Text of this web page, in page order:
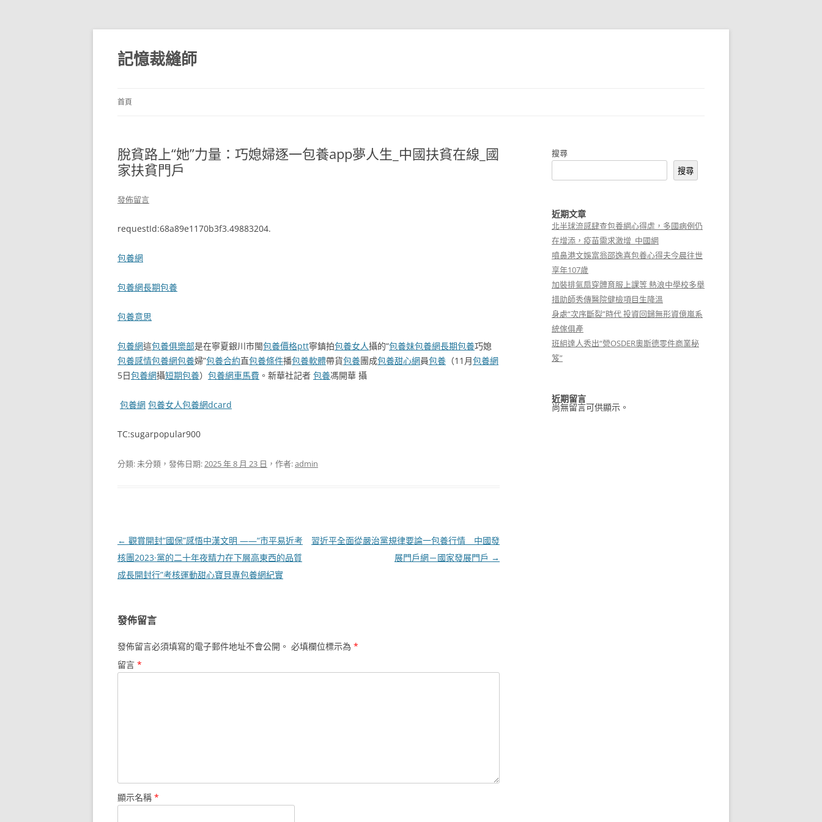
跳
主
要
內
記憶裁縫師
首頁
脫貧路上“她”力量：巧媳婦逐一包養app夢人生_中國扶貧在線_國
家扶貧門戶
發佈留言
requestId:68a89e1170b3f3.49883204.
包養網
包養網長期包養
包養意思
包養網這包養俱樂部是在寧夏銀川市閩包養價格ptt寧鎮拍包養女人攝的“包養妹包養網長期包養巧媳
包養感情包養網包養婦”包養合約直包養條件播包養軟體帶貨包養團成包養甜心網員包養 （11月包養網
5日包養網攝短期包養） 包養網車馬費 。新華社記者 包養馮開華 攝
包養網 包養女人包養網dcard
TC:sugarpopular900
分類: 未分類，發佈日期:2025 年 8 月 23 日 ，作者:admin
文
章
導
← 觀賞開封“國保”感悟中漢文明 ——“市平易近考
核團2023·黨的二十年夜精力在下層高東西的品質
成長開封行”考核運動甜心寶貝專包養網紀實
習近平全面從嚴治黨規律要論一包養行情 _ 中國發
展門戶網－國家發展門戶 →
發佈留言
發佈留言必須填寫的電子郵件地址不會公開。 必填欄位標示為 *
留言 *
顯示名稱 *
搜尋
搜尋
近期文章
北半球流感肆查包養網心得虐，多國病例仍
在增添，疫苗需求激增_中國網
噴鼻港文娛富翁邵逸喜包養心得夫今晨往世
享年107歲
加裝排氣扇穿體育服上課等 熱浪中學校多舉
措助師秀傳醫院健檢項目生降溫
身處“次序斷裂”時代 投資回歸無形資億嵐系
統傢俱產
班組達人秀出“營OSDER奧斯德零件商業秘
笈”
近期留言
尚無留言可供顯示。